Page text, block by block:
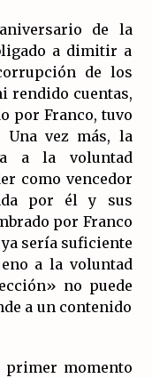
la ciudadanía no se
del Encuentro
industrial
producción
contra la
de la
a dimitir a
de los
rendido cuentas,
por Franco, tuvo
vez más, la
a la voluntad
como vencedor
por él y sus
por Franco
sería suficiente
a la voluntad
no puede
a un contenido
primer momento